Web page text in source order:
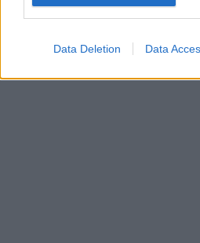
Data Deletion Data